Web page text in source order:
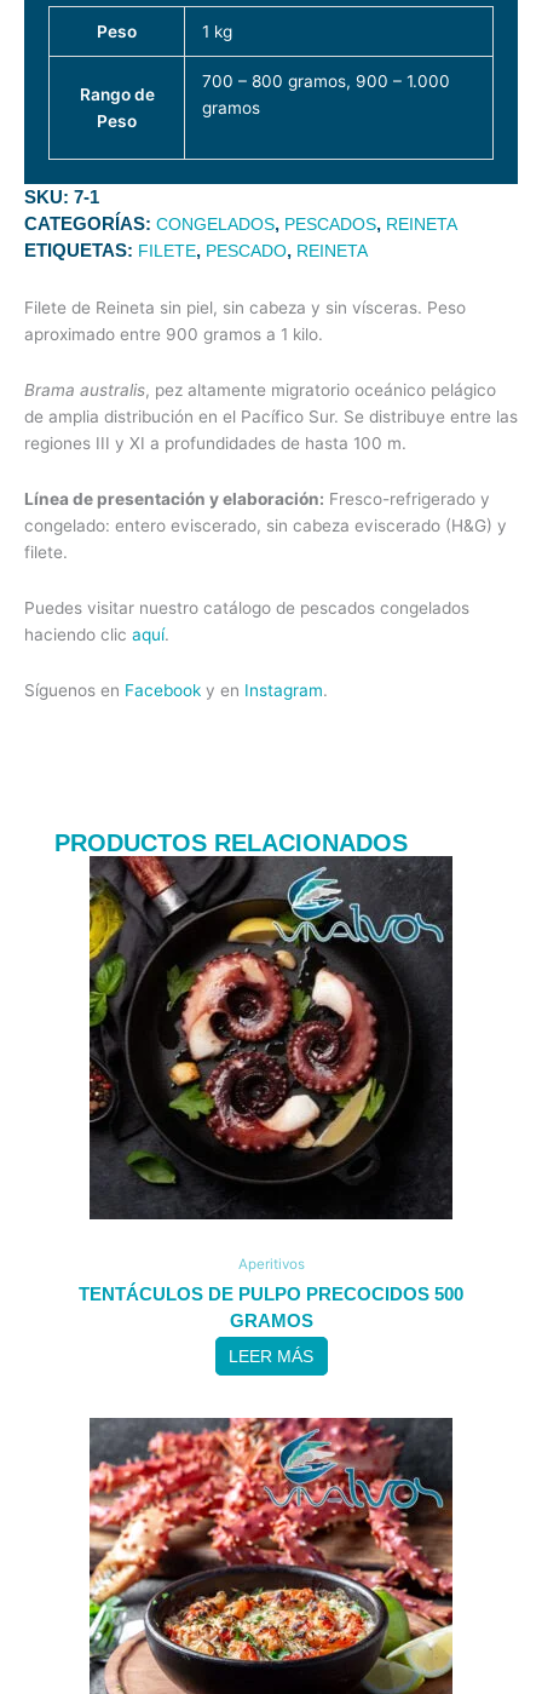
Peso 1 kg
Rango de
Peso
700 – 800 gramos, 900 – 1.000
gramos
SKU: 7-1
CATEGORÍAS: CONGELADOS, PESCADOS, REINETA
ETIQUETAS: FILETE, PESCADO, REINETA
Filete de Reineta sin piel, sin cabeza y sin vísceras. Peso
aproximado entre 900 gramos a 1 kilo.
Brama australis, pez altamente migratorio oceánico pelágico
de amplia distribución en el Pacífico Sur. Se distribuye entre las
regiones III y XI a profundidades de hasta 100 m.
Línea de presentación y elaboración: Fresco-refrigerado y
congelado: entero eviscerado, sin cabeza eviscerado (H&G) y
filete.
Puedes visitar nuestro catálogo de pescados congelados
haciendo clic aquí.
Síguenos en Facebook y en Instagram.
PRODUCTOS RELACIONADOS
Aperitivos
TENTÁCULOS DE PULPO PRECOCIDOS 500
GRAMOS
LEER MÁS